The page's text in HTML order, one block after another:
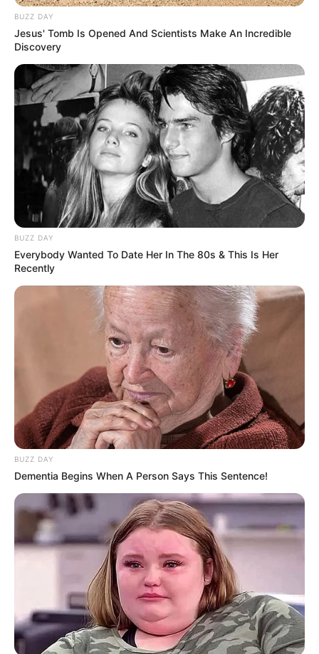
Freizeitparks
gefallen.
Selbstverständlich können uns auch Ausflugsziele mit
Tieren perE-Mailvorgeschlagen werden.
Deutschlandweit Veranstaltung kostenlos
eintragen:
Wäre es nicht besser, wenn sich die Präsidenten und
Generäle mit Knüppeln gegenseitig erschlagen würden,
statt mit ihren Herdenarmeen so viele andere Menschen
zu ermorden?
weitere Kalauer
Quermania folgen: Impressum & Kontakt
Smartphone Startseite
Suchen:
BUZZ DAY
Jesus' Tomb Is Opened And Scientists Make An Incredible
Discovery
BUZZ DAY
Everybody Wanted To Date Her In The 80s & This Is Her
Recently
BUZZ DAY
Dementia Begins When A Person Says This Sentence!